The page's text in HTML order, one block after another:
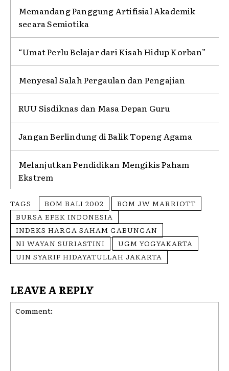
Memandang Panggung Artifisial Akademik
secara Semiotika
“Umat Perlu Belajar dari Kisah Hidup Korban”
Menyesal Salah Pergaulan dan Pengajian
RUU Sisdiknas dan Masa Depan Guru
Jangan Berlindung di Balik Topeng Agama
Melanjutkan Pendidikan Mengikis Paham
Ekstrem
TAGS BOM BALI 2002
BOM JW MARRIOTT
BURSA EFEK INDONESIA
INDEKS HARGA SAHAM GABUNGAN
NI WAYAN SURIASTINI
UGM YOGYAKARTA
UIN SYARIF HIDAYATULLAH JAKARTA
LEAVE A REPLY